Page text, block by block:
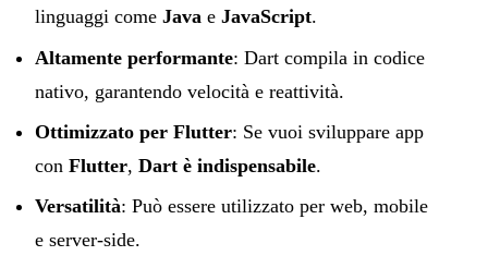
linguaggi come Java e JavaScript.
Altamente performante: Dart compila in codice
nativo, garantendo velocità e reattività.
Ottimizzato per Flutter: Se vuoi sviluppare app
con Flutter, Dart è indispensabile.
Versatilità: Può essere utilizzato per web, mobile
e server-side.